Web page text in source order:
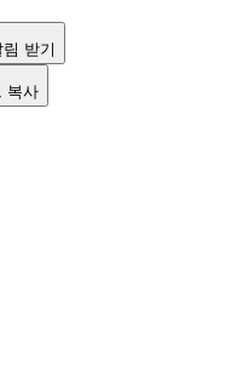
받기
복사